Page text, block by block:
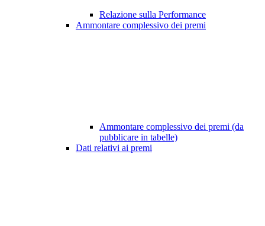
Relazione sulla Performance
Ammontare complessivo dei premi
Ammontare complessivo dei premi (da
pubblicare in tabelle)
Dati relativi ai premi